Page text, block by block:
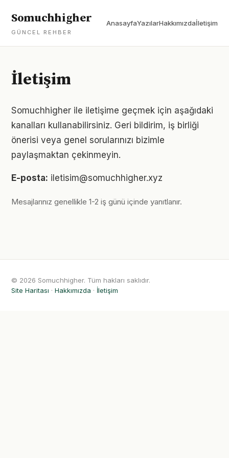
Somuchhigher
GÜNCEL REHBER
AnasayfaYazılarHakkımızdaİletişim
İletişim
Somuchhigher ile iletişime geçmek için aşağıdaki
kanalları kullanabilirsiniz. Geri bildirim, iş birliği
önerisi veya genel sorularınızı bizimle
paylaşmaktan çekinmeyin.
E-posta: iletisim@somuchhigher.xyz
Mesajlarınız genellikle 1-2 iş günü içinde yanıtlanır.
© 2026 Somuchhigher. Tüm hakları saklıdır.
Site Haritası · Hakkımızda · İletişim